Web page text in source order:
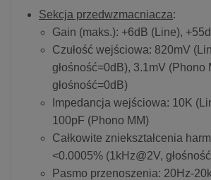
Sekcja przedwzmacniacza:
Gain (maks.): +6dB (Line),
Czułość wejściowa: 820mV
głośność=0dB), 3.1mV (Phono
głośność=0dB)
Impedancja wejściowa: 10K
100pF (Phono MM)
Całkowite zniekształcenia
<0.0005% (1kHz@2V,
Pasmo przenoszenia: 20Hz-